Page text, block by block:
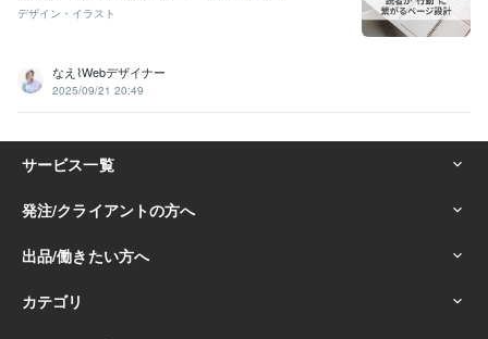
デザイン・イラスト
なえ⌇Webデザイナー
2025/09/21 20:49